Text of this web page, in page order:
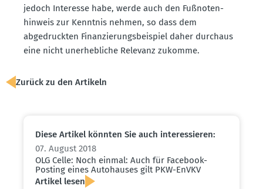
jedoch Interesse habe, werde auch den Fußno­ten­
hinweis zur Kenntnis nehmen, so dass dem
abgedruckten Finan­zie­rungs­bei­spiel daher durchaus
eine nicht unerheb­liche Relevanz zukomme.
Zurück zu den Artikeln
Diese Artikel könnten Sie auch inter­es­sieren:
07. August 2018
OLG Celle: Noch einmal: Auch für Facebook-
Posting eines Autohauses gilt PKW-EnVKV
Artikel lesen